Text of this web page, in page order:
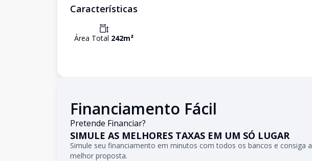
Características
Área Total 242m²
Financiamento Fácil
Pretende Financiar?
SIMULE AS MELHORES TAXAS EM UM SÓ LUGAR
Simule seu financiamento em minutos com todos os bancos e consiga a
melhor proposta.